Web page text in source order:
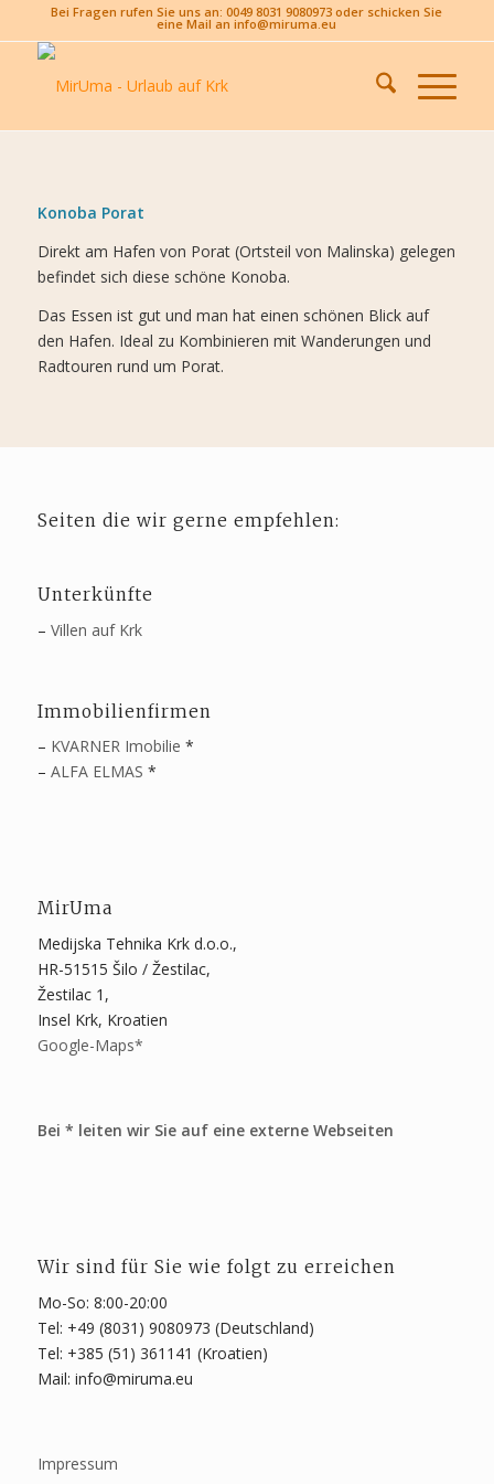
Bei Fragen rufen Sie uns an: 0049 8031 9080973 oder schicken Sie
eine Mail an info@miruma.eu
Konoba Porat
Direkt am Hafen von Porat (Ortsteil von Malinska) gelegen
befindet sich diese schöne Konoba.
Das Essen ist gut und man hat einen schönen Blick auf
den Hafen. Ideal zu Kombinieren mit Wanderungen und
Radtouren rund um Porat.
Seiten die wir gerne empfehlen:
Unterkünfte
– Villen auf Krk
Immobilienfirmen
– KVARNER Imobilie *
– ALFA ELMAS *
MirUma
Medijska Tehnika Krk d.o.o.,
HR-51515 Šilo / Žestilac,
Žestilac 1,
Insel Krk, Kroatien
Google-Maps*
Bei * leiten wir Sie auf eine externe Webseiten
Wir sind für Sie wie folgt zu erreichen
Mo-So: 8:00-20:00
Tel: +49 (8031) 9080973 (Deutschland)
Tel: +385 (51) 361141 (Kroatien)
Mail: info@miruma.eu
Impressum